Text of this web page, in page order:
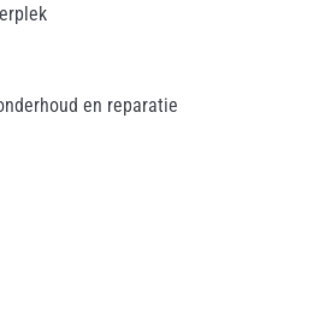
en reparatie